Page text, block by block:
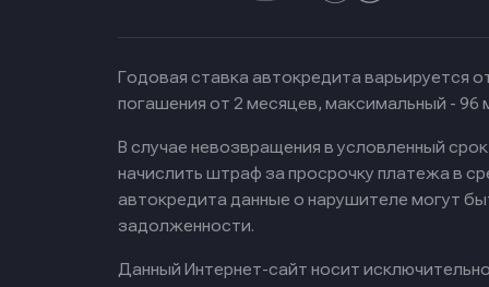
Годовая ставка автокредита варьируется
погашения от 2 месяцев, максимальный - 96
В случае невозвращения в условленный
начислить штраф за просрочку платежа в
автокредита данные о нарушителе могут
задолженности.
Данный Интернет-сайт носит